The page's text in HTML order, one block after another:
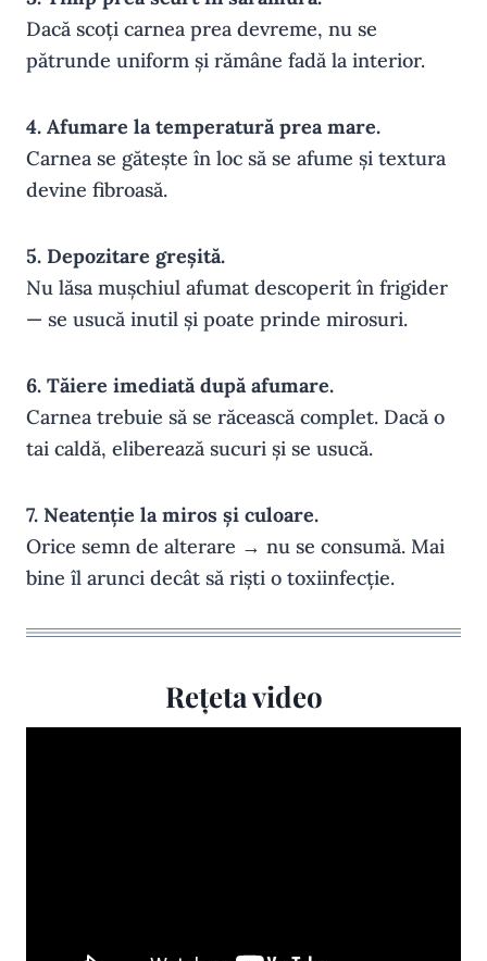
Dacă scoți carnea prea devreme, nu se
pătrunde uniform și rămâne fadă la interior.
4. Afumare la temperatură prea mare.
Carnea se gătește în loc să se afume și textura
devine fibroasă.
5. Depozitare greșită.
Nu lăsa mușchiul afumat descoperit în frigider
— se usucă inutil și poate prinde mirosuri.
6. Tăiere imediată după afumare.
Carnea trebuie să se răcească complet. Dacă o
tai caldă, eliberează sucuri și se usucă.
7. Neatenție la miros și culoare.
Orice semn de alterare → nu se consumă. Mai
bine îl arunci decât să riști o toxiinfecție.
Rețeta video